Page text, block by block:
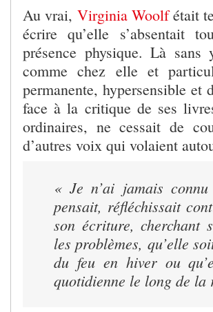
Au vrai, Virginia Woolfétait
écrire qu’elle s’absentait
présence physique. Là
comme chez elle et
permanente, hypersensible et
face à la critique de ses
ordinaires, ne cessait de
d’autres voix qui volaient
« Je n’ai jamais
pensait, réfléchissait
son écriture, cherchant
les problèmes, qu’elle
du feu en hiver ou
quotidienne le long de la